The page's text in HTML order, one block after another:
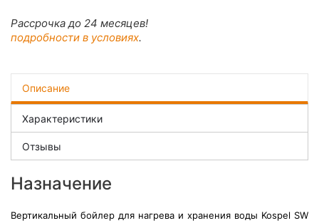
Рассрочка до 24 месяцев!
подробности в условиях.
Описание
Характеристики
Отзывы
Назначение
Вертикальный бойлер для нагрева и хранения воды Kospel SW